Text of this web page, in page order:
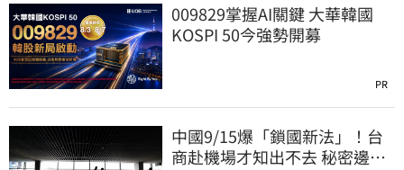
009829掌握AI關鍵 大華韓國
KOSPI 50今強勢開募
PR
中國9/15爆「鎖國新法」！台
商赴機場才知出不去 秘密邊控